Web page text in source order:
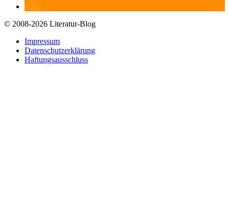
© 2008-2026 Literatur-Blog
Impressum
Datenschutzerklärung
Haftungsausschluss